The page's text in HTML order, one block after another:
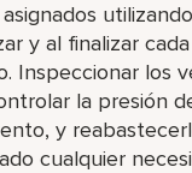
y al finalizar
Inspeccionar los
la presión
y
cualquier